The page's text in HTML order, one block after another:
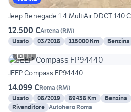
12.500 €Artena (RM)
Usato
03/2018 115000 Km Benzina
10
JEEP Compass FP94440
14.099 €Roma (RM)
Usato
08/2019 89438 Km Benzina
Rivenditore Autohero Roma